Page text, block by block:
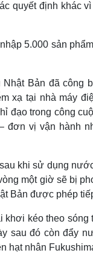
quyết định khác
5.000 sản
Bản đã công
xạ tại nhà máy
đạo trong công
đơn vị vận hành
khi sử dụng
một giờ sẽ bị
Bản được phép
kéo theo sóng
sau đó còn đẩy
hạt nhân